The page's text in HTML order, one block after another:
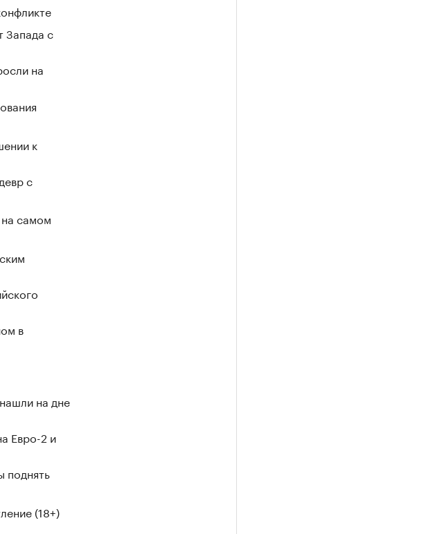
Запада с
на
к
с
самом
в
на дне
Евро-2 и
поднять
(18+)